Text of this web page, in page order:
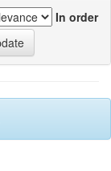
In order